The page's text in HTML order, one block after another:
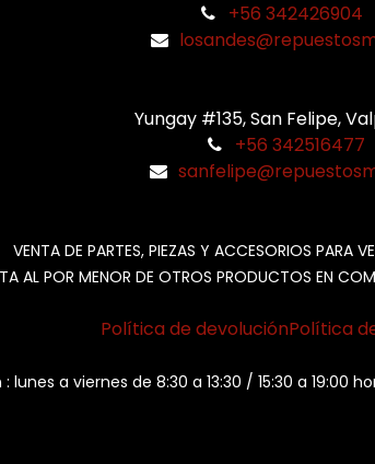
+56 342426904
Yungay #135, San Felipe,
+56 342516477
VENTA DE PARTES, PIEZAS Y ACCESORIOS PARA
AL POR MENOR DE OTROS PRODUCTOS EN
Política de devoluciónPolítica
lunes a viernes de 8:30 a 13:30 / 15:30 a 19:00